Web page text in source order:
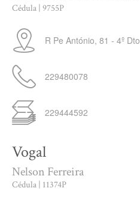
Cédula | 9755P
R Pe António, 81 - 4º Dto
229480078
229444592
Vogal
Nelson Ferreira
Cédula | 11374P